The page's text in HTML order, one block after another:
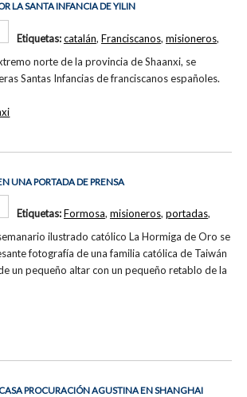
LA SANTA INFANCIA DE YILIN
norte de la provincia de Shaanxi, se
Santas Infancias de franciscanos españoles.
Etiquetas:catalán, Franciscanos, misioneros,
UNA PORTADA DE PRENSA
ilustrado católico La Hormiga de Oro se
fotografía de una familia católica de Taiwán
un pequeño altar con un pequeño retablo de la
Etiquetas:Formosa, misioneros, portadas,
PROCURACIÓN AGUSTINA EN SHANGHAI